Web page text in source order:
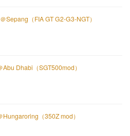
Sepang（FIA GT G2-G3-NGT）
Dhabi（SGT500mod）
（350Z mod）